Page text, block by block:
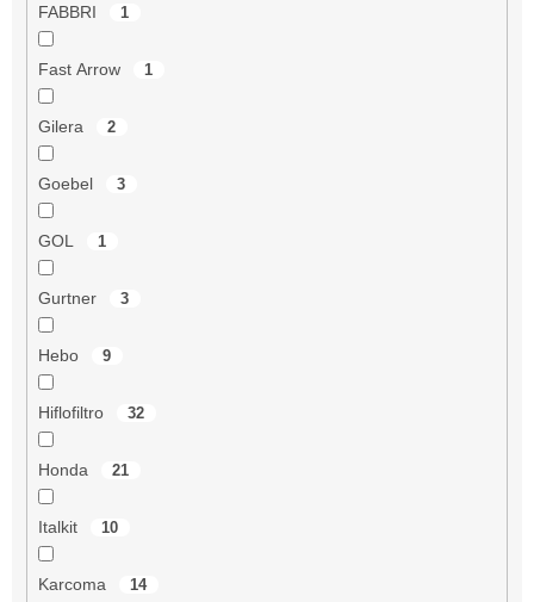
FABBRI 1
Fast Arrow 1
Gilera 2
Goebel 3
GOL 1
Gurtner 3
Hebo 9
Hiflofiltro 32
Honda 21
Italkit 10
Karcoma 14